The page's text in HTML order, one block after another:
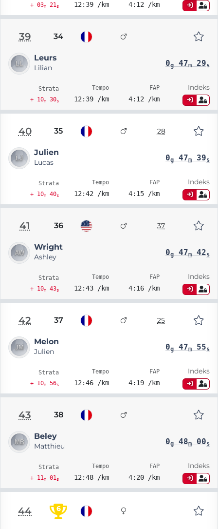
+ 03m21s 12:39 /km 4:12 /km
39 34
Leurs
Lilian 0g47m29s
Strata
+ 10m30s
Tempo
12:39 /km
FAP
4:12 /km
Indeks
40 35 28
Julien
Lucas 0g47m39s
Strata
+ 10m40s
Tempo
12:42 /km
FAP
4:15 /km
Indeks
41 36 37
Wright
Ashley 0g47m42s
Strata
+ 10m43s
Tempo
12:43 /km
FAP
4:16 /km
Indeks
42 37 25
Melon
Julien 0g47m55s
Strata
+ 10m56s
Tempo
12:46 /km
FAP
4:19 /km
Indeks
43 38
Beley
Matthieu 0g48m00s
Strata
+ 11m01s
Tempo
12:48 /km
FAP
4:20 /km
Indeks
44 6